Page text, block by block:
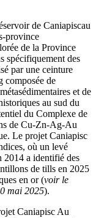
de Caniapiscau
province
de la Province
spécifiquement des
par une ceinture
composée de
et de
au sud du
du Complexe de
de Cu-Zn-Ag-Au
Le projet Caniapisc
où un levé
2014 a identifié des
de tills en 2025
en or (voir le
mai 2025).
Caniapisc Au